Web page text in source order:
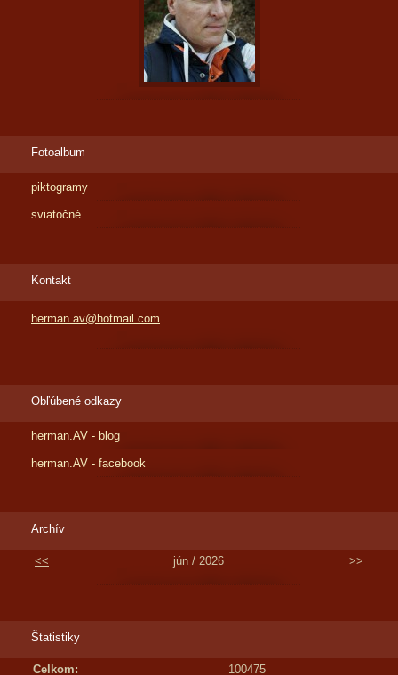
Fotoalbum
piktogramy
sviatočné
Kontakt
herman.av@hotmail.com
Obľúbené odkazy
herman.AV - blog
herman.AV - facebook
Archív
<< jún / 2026 >>
Štatistiky
Celkom: 100475